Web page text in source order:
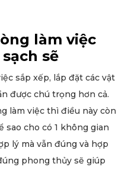
làm việc
sẽ
sắp xếp, lắp đặt các vật
được chú trọng hơn cả.
làm việc thì điều này còn
sao cho có 1 không gian
lý mà vẫn đúng và hợp
phong thủy sẽ giúp